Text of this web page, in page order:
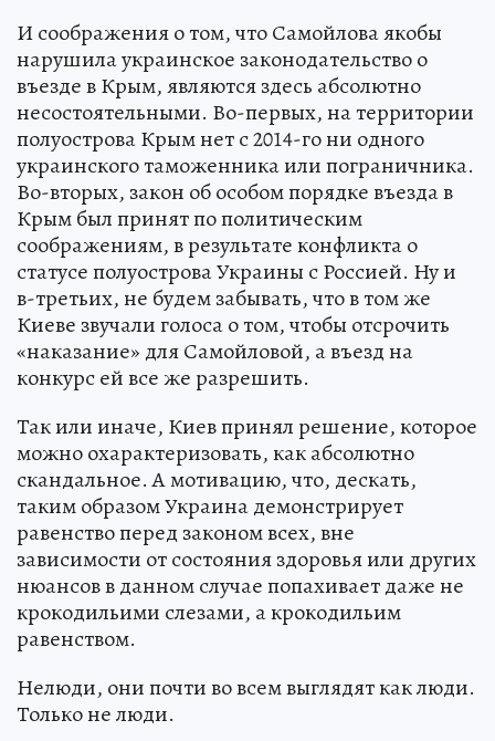
И соображения о том, что Самойлова якобы
нарушила украинское законодательство о
въезде в Крым, являются здесь абсолютно
несостоятельными. Во-первых, на территории
полуострова Крым нет с 2014-го ни одного
украинского таможенника или пограничника.
Во-вторых, закон об особом порядке въезда в
Крым был принят по политическим
соображениям, в результате конфликта о
статусе полуострова Украины с Россией. Ну и
в-третьих, не будем забывать, что в том же
Киеве звучали голоса о том, чтобы отсрочить
«наказание» для Самойловой, а въезд на
конкурс ей все же разрешить.
Так или иначе, Киев принял решение, которое
можно охарактеризовать, как абсолютно
скандальное. А мотивацию, что, дескать,
таким образом Украина демонстрирует
равенство перед законом всех, вне
зависимости от состояния здоровья или других
нюансов в данном случае попахивает даже не
крокодильими слезами, а крокодильим
равенством.
Нелюди, они почти во всем выглядят как люди.
Только не люди.